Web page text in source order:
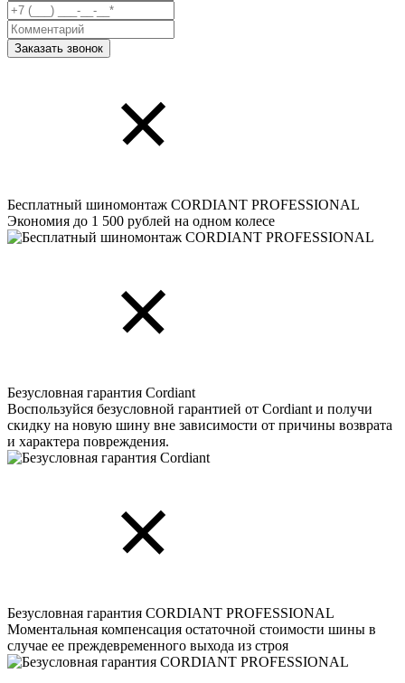
Бесплатный шиномонтаж CORDIANT PROFESSIONAL
Экономия до 1 500 рублей на одном колесе
Безусловная гарантия Cordiant
Воспользуйся безусловной гарантией от Cordiant и получи
скидку на новую шину вне зависимости от причины возврата
и характера повреждения.
Безусловная гарантия CORDIANT PROFESSIONAL
Моментальная компенсация остаточной стоимости шины в
случае ее преждевременного выхода из строя